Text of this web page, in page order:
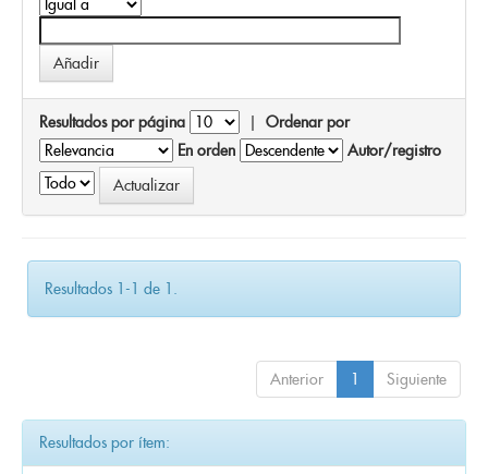
Resultados por página | Ordenar por
En orden
Autor/registro
Resultados 1-1 de 1.
Anterior 1 Siguiente
Resultados por ítem: